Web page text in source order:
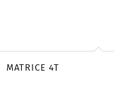
MATRICE 4T